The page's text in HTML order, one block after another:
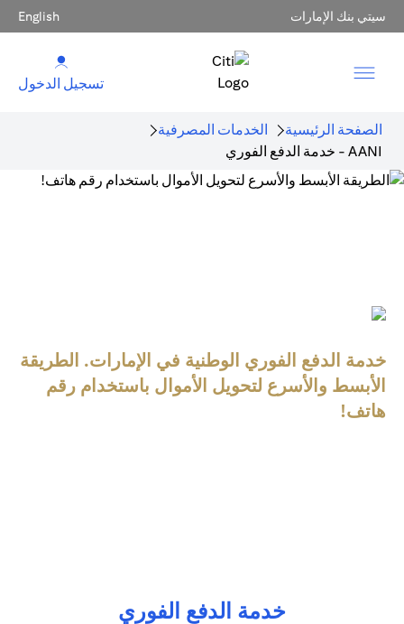
سيتي بنك الإمارات English
تسجيل الدخول
الصفحة الرئيسية
الخدمات المصرفية
AANI - خدمة الدفع الفوري
خدمة الدفع الفوري الوطنية في الإمارات. الطريقة
الأبسط والأسرع لتحويل الأموال باستخدام رقم
هاتف!
خدمة الدفع الفوري